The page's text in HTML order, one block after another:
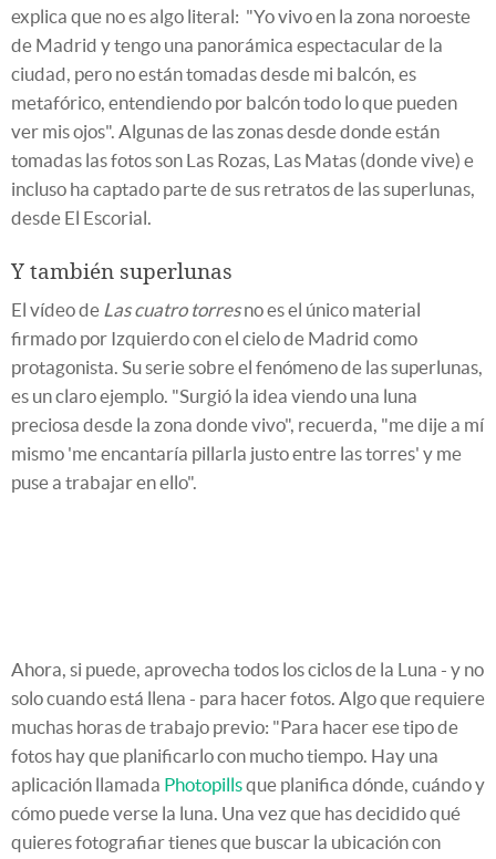
explica que no es algo literal: "Yo vivo en la zona noroeste
de Madrid y tengo una panorámica espectacular de la
ciudad, pero no están tomadas desde mi balcón, es
metafórico, entendiendo por balcón todo lo que pueden
ver mis ojos". Algunas de las zonas desde donde están
tomadas las fotos son Las Rozas, Las Matas (donde vive) e
incluso ha captado parte de sus retratos de las superlunas,
desde El Escorial.
Y también superlunas
El vídeo de Las cuatro torresno es el único material
firmado por Izquierdo con el cielo de Madrid como
protagonista. Su serie sobre el fenómeno de las superlunas,
es un claro ejemplo. "Surgió la idea viendo una luna
preciosa desde la zona donde vivo", recuerda, "me dije a mí
mismo 'me encantaría pillarla justo entre las torres' y me
puse a trabajar en ello".
Ahora, si puede, aprovecha todos los ciclos de la Luna - y no
solo cuando está llena - para hacer fotos. Algo que requiere
muchas horas de trabajo previo: "Para hacer ese tipo de
fotos hay que planificarlo con mucho tiempo. Hay una
aplicación llamada Photopillsque planifica dónde, cuándo y
cómo puede verse la luna. Una vez que has decidido qué
quieres fotografiar tienes que buscar la ubicación con